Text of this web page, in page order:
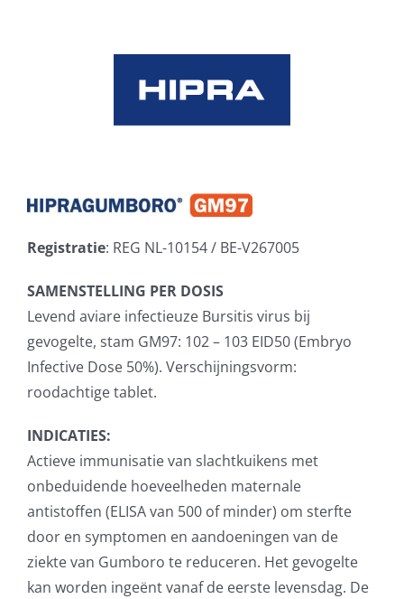
Registratie: REG NL-10154 / BE-V267005
SAMENSTELLING PER DOSIS
Levend aviare infectieuze Bursitis virus bij
gevogelte, stam GM97: 102 – 103 EID50 (Embryo
Infective Dose 50%). Verschijningsvorm:
roodachtige tablet.
INDICATIES:
Actieve immunisatie van slachtkuikens met
onbeduidende hoeveelheden maternale
antistoffen (ELISA van 500 of minder) om sterfte
door en symptomen en aandoeningen van de
ziekte van Gumboro te reduceren. Het gevogelte
kan worden ingeënt vanaf de eerste levensdag. De